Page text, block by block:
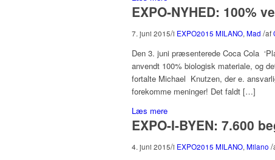
EXPO-NYHED: 100%
7. juni 2015/i EXPO2015 MILANO,Mad /af
Den 3. juni præsenterede Coca Cola
anvendt 100% biologisk materiale, og
fortalte Michael Knutzen, der e.
forekomme meninger! Det faldt […]
Læs mere
EXPO-I-BYEN: 7.600
4. juni 2015/i EXPO2015 MILANO,Milano /